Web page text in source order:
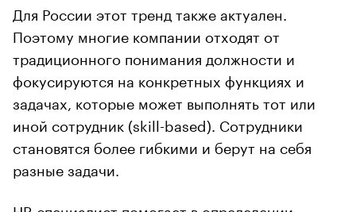
Для России этот тренд также актуален.
Поэтому многие компании отходят от
традиционного понимания должности и
фокусируются на конкретных функциях и
задачах, которые может выполнять тот или
иной сотрудник (skill-based). Сотрудники
становятся более гибкими и берут на себя
разные задачи.